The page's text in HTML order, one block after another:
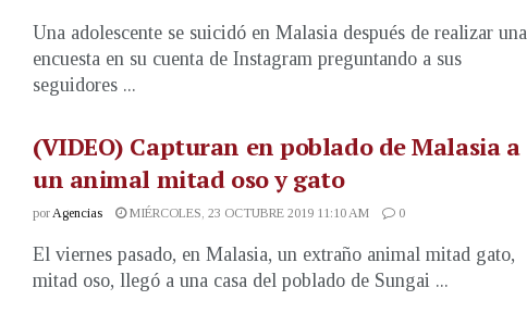
Una adolescente se suicidó en Malasia después de realizar una
encuesta en su cuenta de Instagram preguntando a sus
seguidores ...
(VIDEO) Capturan en poblado de Malasia a
un animal mitad oso y gato
por Agencias MIÉRCOLES, 23 OCTUBRE 2019 11:10 AM 0
El viernes pasado, en Malasia, un extraño animal mitad gato,
mitad oso, llegó a una casa del poblado de Sungai ...